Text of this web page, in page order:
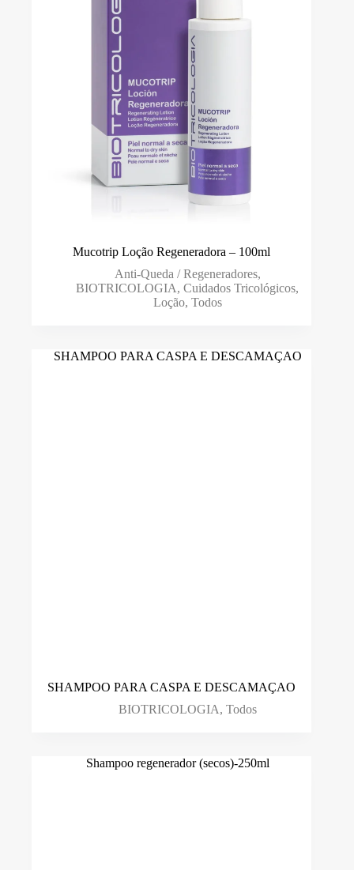
Mucotrip Loção Regeneradora – 100ml
Anti-Queda / Regeneradores,
BIOTRICOLOGIA,Cuidados Tricológicos,
Loção, Todos
SHAMPOO PARA CASPA E DESCAMAÇAO
BIOTRICOLOGIA, Todos